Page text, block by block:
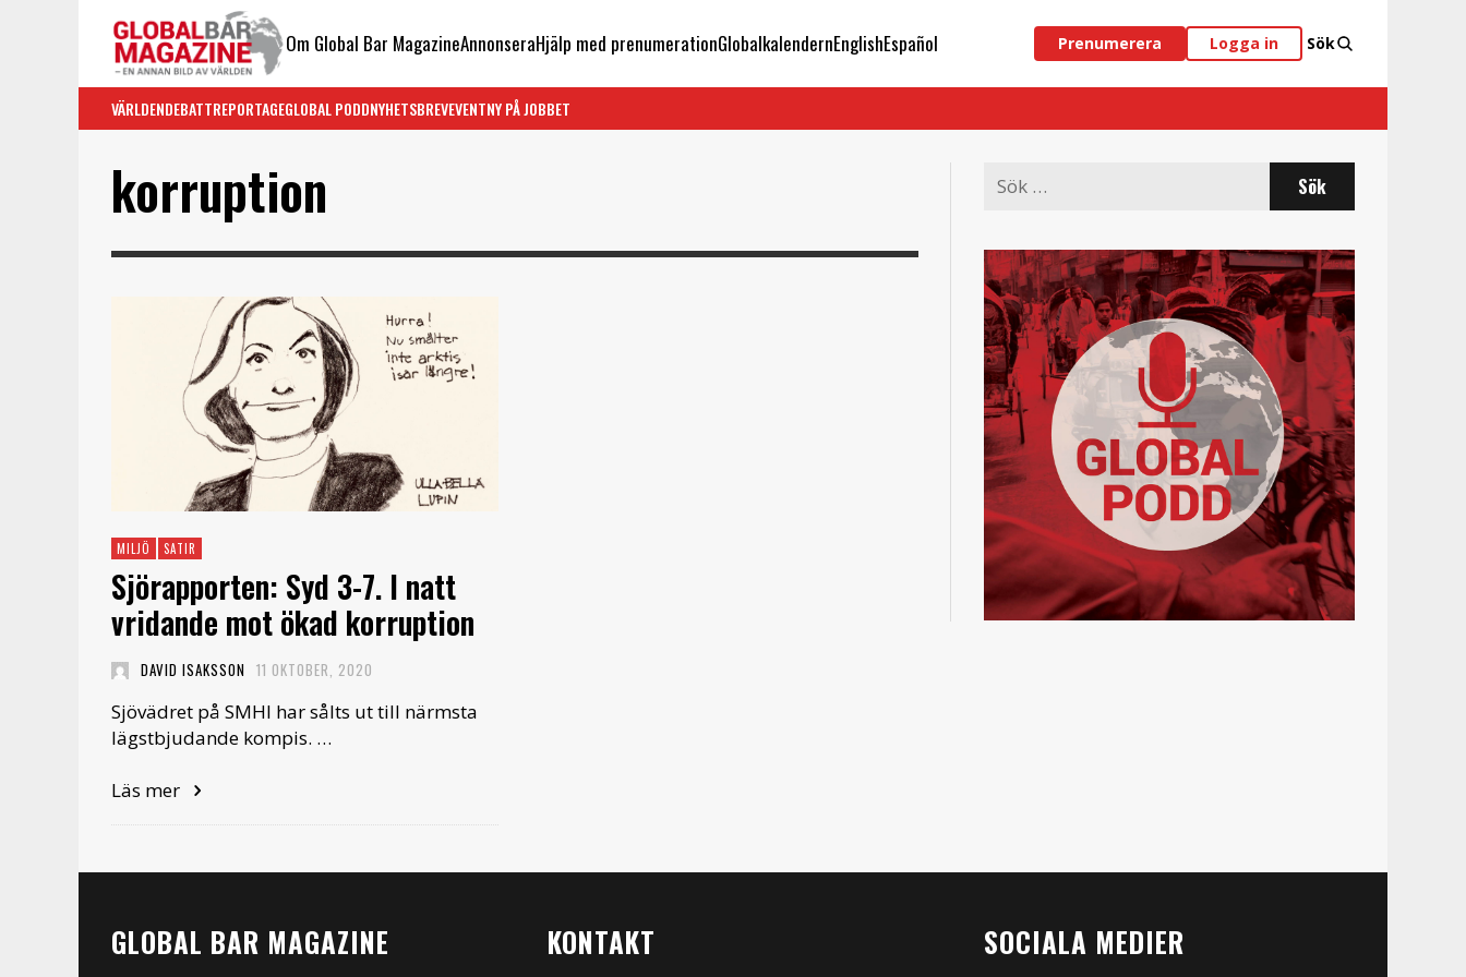
Om Global Bar MagazineAnnonseraHjälp med prenumerationGlobalkalendernEnglishEspañol Prenumerera Logga in Sök
VÄRLDENDEBATTREPORTAGEGLOBAL PODDNYHETSBREVEVENTNY PÅ JOBBET
korruption
MILJÖ SATIR
Sjörapporten: Syd 3-7. I natt
vridande mot ökad korruption
DAVID ISAKSSON 11 OKTOBER, 2020
Sjövädret på SMHI har sålts ut till närmsta
lägstbjudande kompis. …
Läs mer
Search
for:
GLOBAL BAR MAGAZINE KONTAKT SOCIALA MEDIER